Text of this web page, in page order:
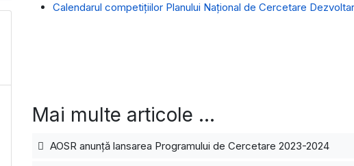
Calendarul competițiilor Planului Național de Cercetare
Mai multe articole …
AOSR anunță lansarea Programului de Cercetare 2023-2024